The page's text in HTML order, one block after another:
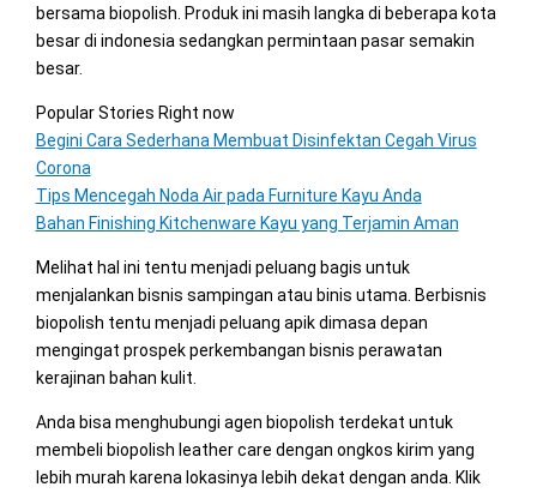
bersama biopolish. Produk ini masih langka di beberapa kota
besar di indonesia sedangkan permintaan pasar semakin
besar.
Popular Stories Right now
Begini Cara Sederhana Membuat Disinfektan Cegah Virus
Corona
Tips Mencegah Noda Air pada Furniture Kayu Anda
Bahan Finishing Kitchenware Kayu yang Terjamin Aman
Melihat hal ini tentu menjadi peluang bagis untuk
menjalankan bisnis sampingan atau binis utama. Berbisnis
biopolish tentu menjadi peluang apik dimasa depan
mengingat prospek perkembangan bisnis perawatan
kerajinan bahan kulit.
Anda bisa menghubungi agen biopolish terdekat untuk
membeli biopolish leather care dengan ongkos kirim yang
lebih murah karena lokasinya lebih dekat dengan anda. Klik